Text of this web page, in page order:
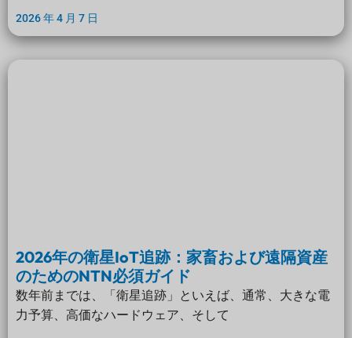
2026 年 4 月 7 日
2026年の衛星IoT追跡：家畜および遠隔資産
のためのNTN必須ガイド
数年前までは、「衛星追跡」といえば、通常、大きな電
力予算、高価なハードウェア、そして